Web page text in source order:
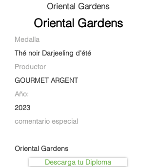
Oriental Gardens
Oriental Gardens
Medalla
Thé noir Darjeeling d'été
Productor
GOURMET ARGENT
Año:
2023
comentario especial
Oriental Gardens
Descarga tu Diploma